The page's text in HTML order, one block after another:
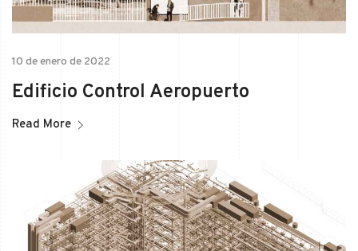
10 de enero de 2022
Edificio Control Aeropuerto
Read More